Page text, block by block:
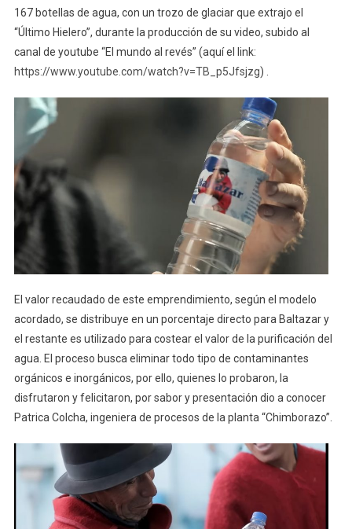
167 botellas de agua, con un trozo de glaciar que extrajo el
“Último Hielero”, durante la producción de su video, subido al
canal de youtube “El mundo al revés” (aquí el link:
https://www.youtube.com/watch?v=TB_p5Jfsjzg) .
El valor recaudado de este emprendimiento, según el modelo
acordado, se distribuye en un porcentaje directo para Baltazar y
el restante es utilizado para costear el valor de la purificación del
agua. El proceso busca eliminar todo tipo de contaminantes
orgánicos e inorgánicos, por ello, quienes lo probaron, la
disfrutaron y felicitaron, por sabor y presentación dio a conocer
Patrica Colcha, ingeniera de procesos de la planta “Chimborazo”.